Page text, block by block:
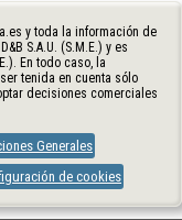
y toda la información de
S.A.U. (S.M.E.) y es
En todo caso, la
tenida en cuenta sólo
decisiones comerciales
Generales
de cookies